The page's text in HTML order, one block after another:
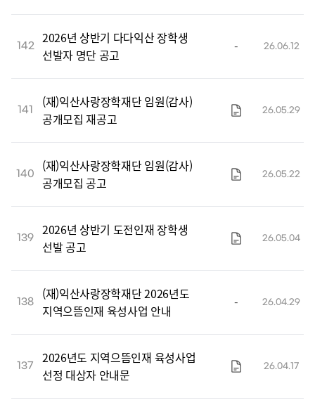
142
2026년 상반기 다다익산 장학생
선발자 명단 공고
- 26.06.12
141
(재)익산사랑장학재단 임원(감사)
공개모집 재공고
26.05.29
140
(재)익산사랑장학재단 임원(감사)
공개모집 공고
26.05.22
139
2026년 상반기 도전인재 장학생
선발 공고
26.05.04
138
(재)익산사랑장학재단 2026년도
지역으뜸인재 육성사업 안내
- 26.04.29
137
2026년도 지역으뜸인재 육성사업
선정 대상자 안내문
26.04.17